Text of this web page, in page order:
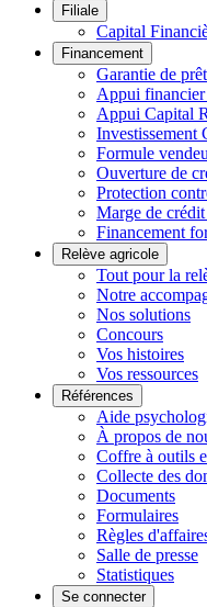
Filiale
Capital
Financement
Garantie de
Appui financier
Appui Capital
Investissement
Formule
Ouverture de
Protection
Marge de
Financement
Relève agricole
Tout pour la
Notre
Nos solutions
Concours
Vos histoires
Vos ressources
Références
Aide
À propos de
Coffre à outils
Collecte des
Documents
Formulaires
Règles
Salle de presse
Statistiques
Se connecter